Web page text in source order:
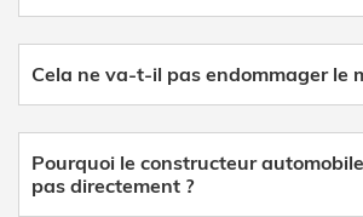
Cela ne va-t-il pas endommager le
Pourquoi le constructeur
pas directement ?